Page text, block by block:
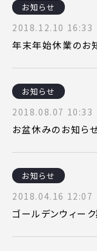
お知らせ
2018.12.10 16:33
年末年始休業のお
お知らせ
2018.08.07 10:33
お盆休みのお知ら
お知らせ
2018.04.16 12:07
ゴールデンウィー